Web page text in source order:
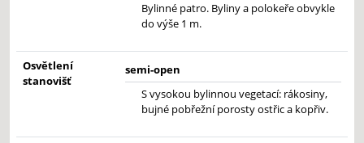
Bylinné patro. Byliny a polokeře obvykle
do výše 1 m.
Osvětlení
stanovišť
semi-open
S vysokou bylinnou vegetací: rákosiny,
bujné pobřežní porosty ostřic a kopřiv.